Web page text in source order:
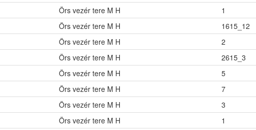
Örs vezér tere M H 1
Örs vezér tere M H 1615_12
Örs vezér tere M H 2
Örs vezér tere M H 2615_3
Örs vezér tere M H 5
Örs vezér tere M H 7
Örs vezér tere M H 3
Örs vezér tere M H 1